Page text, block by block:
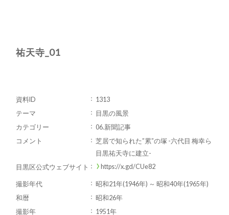
祐天寺_01
資料ID
1313
テーマ
目黒の風景
カテゴリー
06.新聞記事
コメント
芝居で知られた”累”の塚 -六代目 梅幸ら
目黒祐天寺に建立-
目黒区公式ウェブサイト
https://x.gd/CUe82
撮影年代
昭和21年(1946年) ～ 昭和40年(1965年)
和暦
昭和26年
撮影年
1951年